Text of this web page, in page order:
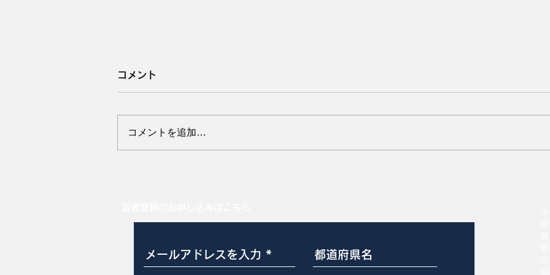
コメント
コメントを追加…